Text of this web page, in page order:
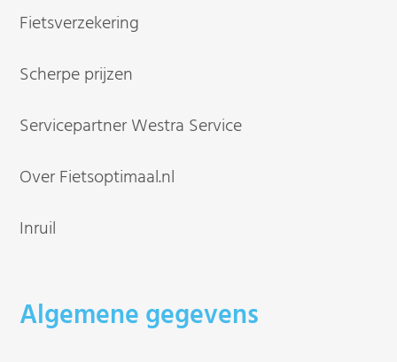
Fietsverzekering
Scherpe prijzen
Servicepartner Westra Service
Over Fietsoptimaal.nl
Inruil
Algemene gegevens